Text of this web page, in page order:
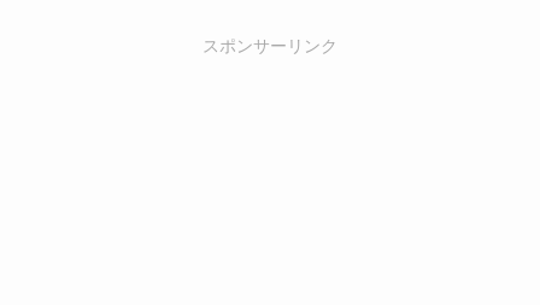
スポンサーリンク